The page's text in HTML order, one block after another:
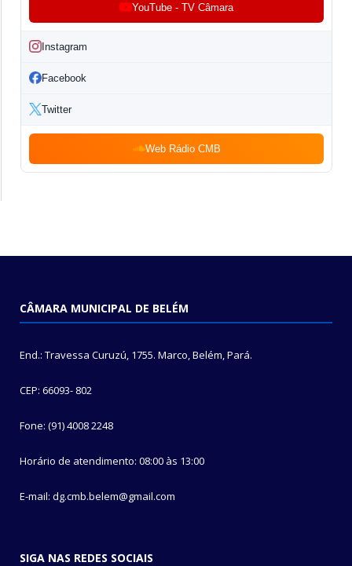
YouTube - TV Câmara
Instagram
Facebook
Twitter
Web Rádio CMB
CÂMARA MUNICIPAL DE BELÉM
End.: Travessa Curuzú, 1755. Marco, Belém, Pará.
CEP: 66093- 802
Fone: (91) 4008 2248
Horário de atendimento: 08:00 às 13:00
E-mail: dg.cmb.belem@gmail.com
SIGA NAS REDES SOCIAIS